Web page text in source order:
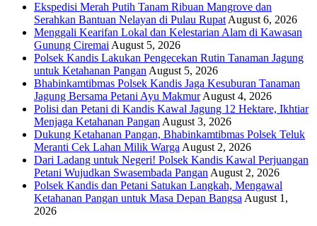
Ekspedisi Merah Putih Tanam Ribuan Mangrove dan
Serahkan Bantuan Nelayan di Pulau Rupat August 6, 2026
Menggali Kearifan Lokal dan Kelestarian Alam di Kawasan
Gunung Ciremai August 5, 2026
Polsek Kandis Lakukan Pengecekan Rutin Tanaman Jagung
untuk Ketahanan Pangan August 5, 2026
Bhabinkamtibmas Polsek Kandis Jaga Kesuburan Tanaman
Jagung Bersama Petani Ayu Makmur August 4, 2026
Polisi dan Petani di Kandis Kawal Jagung 12 Hektare, Ikhtiar
Menjaga Ketahanan Pangan August 3, 2026
Dukung Ketahanan Pangan, Bhabinkamtibmas Polsek Teluk
Meranti Cek Lahan Milik Warga August 2, 2026
Dari Ladang untuk Negeri! Polsek Kandis Kawal Perjuangan
Petani Wujudkan Swasembada Pangan August 2, 2026
Polsek Kandis dan Petani Satukan Langkah, Mengawal
Ketahanan Pangan untuk Masa Depan Bangsa August 1,
2026